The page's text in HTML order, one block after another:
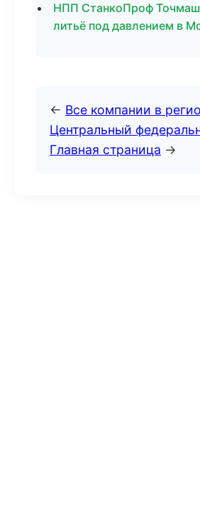
НПП СтанкоПроф
литьё под давлением в
← Все компании в
Центральный
Главная страница →